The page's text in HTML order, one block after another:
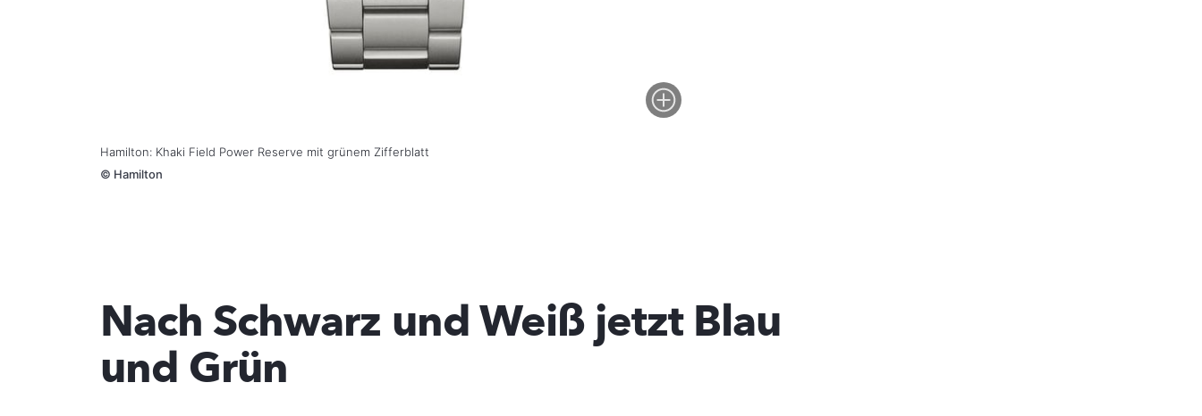
Hamilton: Khaki Field Power Reserve mit grünem Zifferblatt
© Hamilton
Nach Schwarz und Weiß jetzt Blau
und Grün